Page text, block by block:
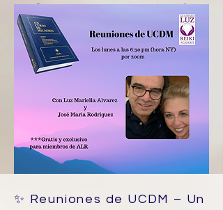
¿Deseas entrar a nuestras reuniones de
UCDM? Inscríbete con solo $13 mensuales y
nos vemos los lunes a las 6:30 pm (hora NY)
además de gozar de los muchos beneficios
que te ofrece la membresía.
Ver Más
✨ Reuniones de UCDM – Un